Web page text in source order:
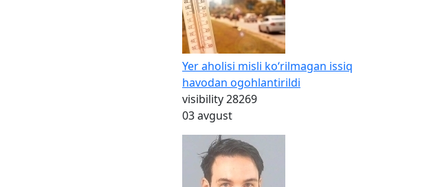
Yer aholisi misli ko‘rilmagan issiq
havodan ogohlantirildi
visibility28269
03 avgust